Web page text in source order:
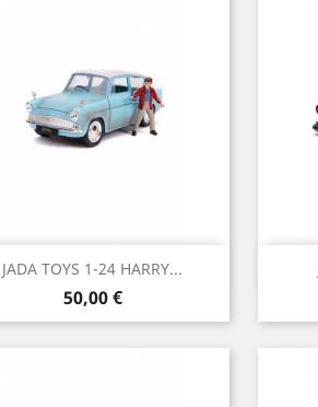
JADA TOYS 1-24 HARRY...
Precio
50,00 €
Vista rápida